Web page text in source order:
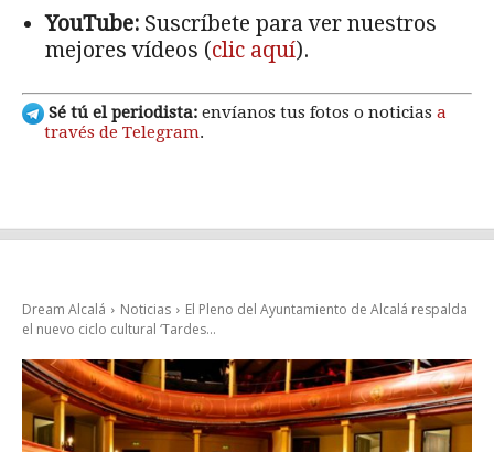
YouTube: Suscríbete para ver nuestros
mejores vídeos (clic aquí).
Sé tú el periodista: envíanos tus fotos o noticias a
través de Telegram.